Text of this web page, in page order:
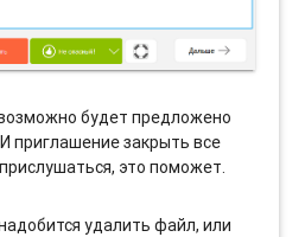
будет предложено
приглашение закрыть все
это поможет.
удалить файл, или